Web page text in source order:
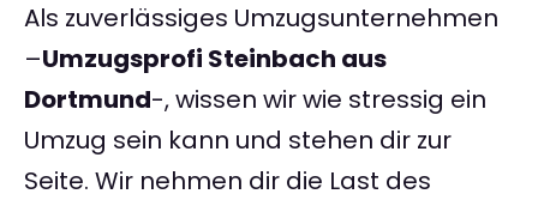
Als zuverlässiges Umzugsunternehmen
–Umzugsprofi Steinbach aus
Dortmund-, wissen wir wie stressig ein
Umzug sein kann und stehen dir zur
Seite. Wir nehmen dir die Last des